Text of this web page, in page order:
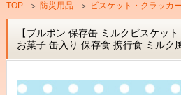
TOP 防災用品 ビスケット・クラッカー
【ブルボン 保存缶 ミルクビスケッ
お菓子 缶入り 保存食 携行食 ミルク